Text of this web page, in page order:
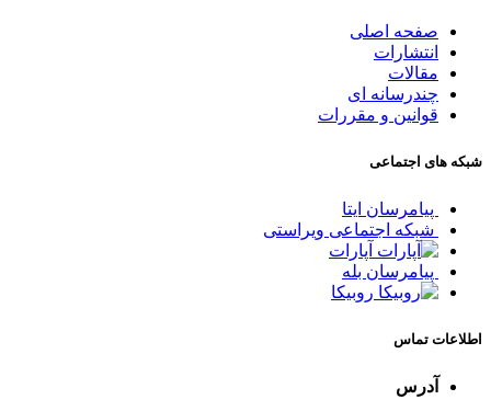
صفحه اصلی
انتشارات
مقالات
چندرسانه ای
قوانین و مقررات
شبکه های اجتماعی
پیامرسان ایتا
شبکه اجتماعی ویراستی
آپارات
پیامرسان بله
روبیکا
اطلاعات تماس
آدرس